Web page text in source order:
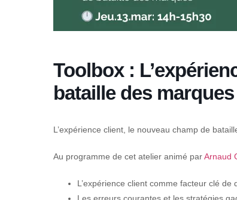
Toolbox :
bataille des marques
L’expérience client, le nouveau champ de
Au programme de cet atelier animé parArnaud
L’expérience client comme facteur clé